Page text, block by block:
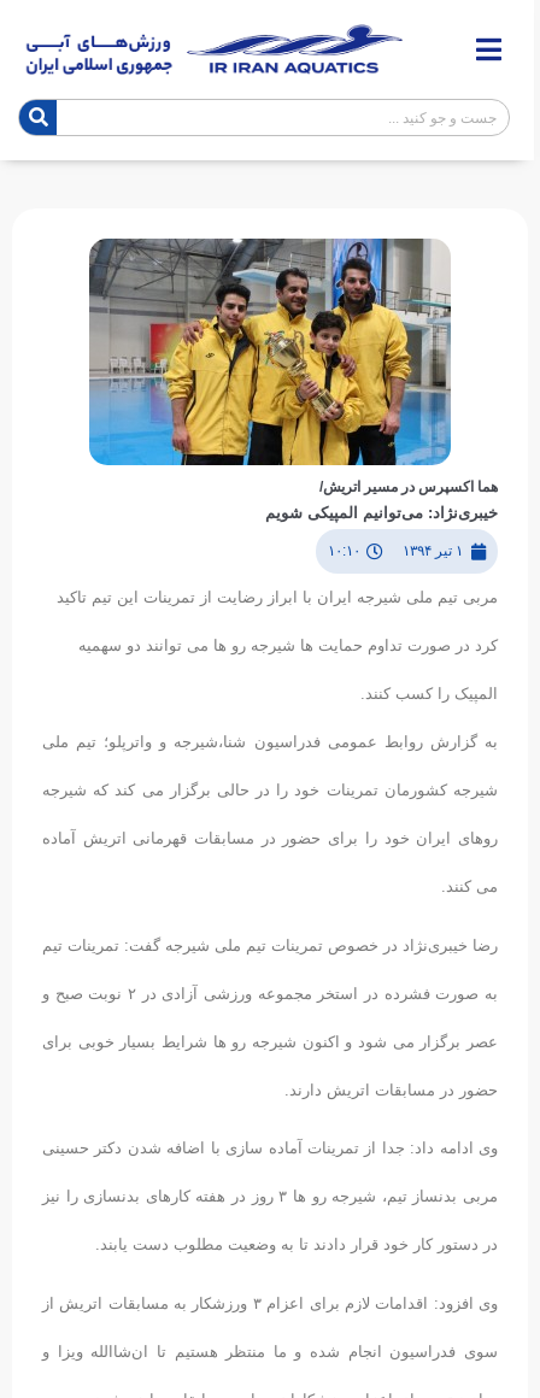
هما اکسپرس در مسیر اتریش/
خیبری‌نژاد: می‌توانیم المپیکی شویم
۱۰:۱۰
مربی تیم ملی شیرجه ایران با ابراز رضایت از تمرینات این تیم تاکید
کرد در صورت تداوم حمایت ها شیرجه رو ها می توانند دو سهمیه
المپیک را کسب کنند.
به گزارش روابط عمومی فدراسیون شنا،شیرجه و واترپلو؛ تیم ملی
شیرجه کشورمان تمرینات خود را در حالی برگزار می کند که شیرجه
روهای ایران خود را برای حضور در مسابقات قهرمانی اتریش آماده
می کنند.
رضا خیبری‌نژاد در خصوص تمرینات تیم ملی شیرجه گفت: تمرینات تیم
به صورت فشرده در استخر مجموعه ورزشی آزادی در ۲ نوبت صبح و
عصر برگزار می شود و اکنون شیرجه رو ها شرایط بسیار خوبی برای
حضور در مسابقات اتریش دارند.
وی ادامه داد: جدا از تمرینات آماده سازی با اضافه شدن دکتر حسینی
مربی بدنساز تیم، شیرجه رو ها ۳ روز در هفته کارهای بدنسازی را نیز
در دستور کار خود قرار دادند تا به وضعیت مطلوب دست یابند.
وی افزود: اقدامات لازم برای اعزام ۳ ورزشکار به مسابقات اتریش از
سوی فدراسیون انجام شده و ما منتظر هستیم تا ان‌شاالله ویزا و